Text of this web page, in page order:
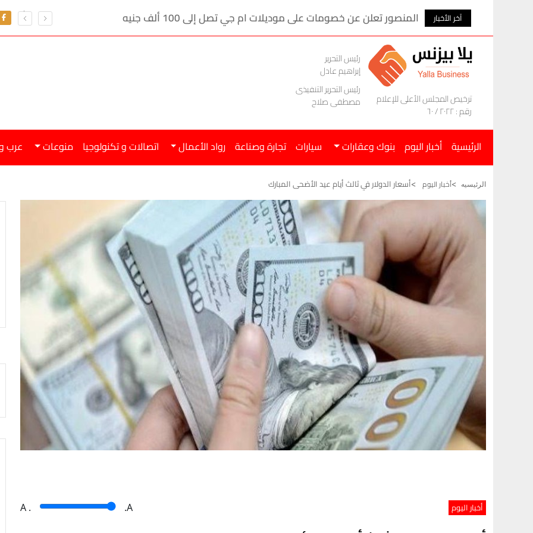
آخر الأخبار المنصور تعلن عن خصومات على موديلات ام جي تصل إلى 100 ألف جنيه
ترخيص المجلس الأعلى للإعلام
رقم : ٢٠٢٢ / ٦٠
رئيس التحرير
إبراهيم عادل
رئيس التحرير التنفيذى
مصطفى صلاح
الرئيسية أخبار اليوم بنوك وعقارات سيارات تجارة وصناعة رواد الأعمال اتصالات و تكنولوجيا منوعات عرب
الرئيسيه أخبار اليوم أسعار الدولار في ثالث أيام عيد الأضحى المبارك
أخبار اليوم A . .A